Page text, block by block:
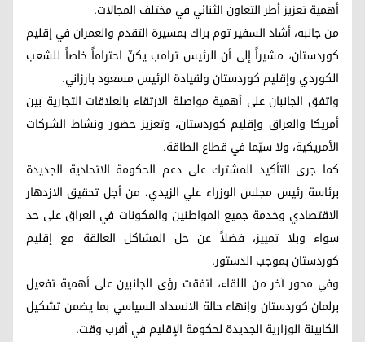
أهمية تعزيز أطر التعاون الثنائي في مختلف المجالات.
من جانبه، أشاد السفير توم براك بمسيرة التقدم والعمران في إقليم
كوردستان، مشيراً إلى أن الرئيس ترامب يكنّ احتراماً خاصاً للشعب
الكوردي وإقليم كوردستان ولقيادة الرئيس مسعود بارزاني.
واتفق الجانبان على أهمية مواصلة الارتقاء بالعلاقات التجارية بين
أمريكا والعراق وإقليم كوردستان، وتعزيز حضور ونشاط الشركات
الأمريكية، ولا سيّما في قطاع الطاقة.
كما جرى التأكيد المشترك على دعم الحكومة الاتحادية الجديدة
برئاسة رئيس مجلس الوزراء علي الزيدي، من أجل تحقيق الازدهار
الاقتصادي وخدمة جميع المواطنين والمكونات في العراق على حد
سواء وبلا تمييز، فضلاً عن حل المشاكل العالقة مع إقليم
كوردستان بموجب الدستور.
وفي محور آخر من اللقاء، اتفقت رؤى الجانبين على أهمية تفعيل
برلمان كوردستان وإنهاء حالة الانسداد السياسي بما يضمن تشكيل
الكابينة الوزارية الجديدة لحكومة الإقليم في أقرب وقت.